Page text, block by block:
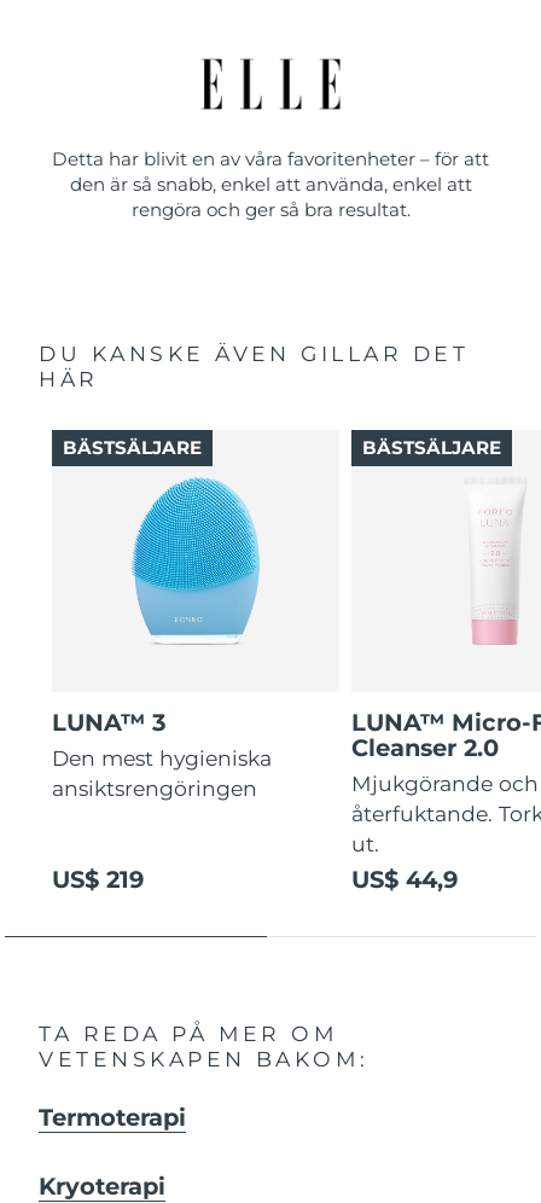
Detta har blivit en av våra favoritenheter – för att
den är så snabb, enkel att använda, enkel att
rengöra och ger så bra resultat.
DU KANSKE ÄVEN GILLAR DET
HÄR
LUNA™ 3
Den mest hygieniska
ansiktsrengöringen
US$ 219
BÄSTSÄLJARE
LUNA™ Micro-
Cleanser 2.0
Mjukgörande och
återfuktande.
ut.
US$ 44,9
BÄSTSÄLJARE
TA REDA PÅ MER OM
VETENSKAPEN BAKOM:
Termoterapi
Kryoterapi